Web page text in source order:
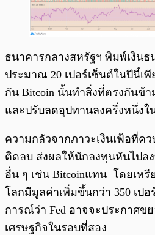
ธนาคารกลางสหรัฐฯ พิมพ์เงิน
ประมาณ 20 เปอร์เซ็นต์ในปีนี้เ
กัน Bitcoin นั้นทำสิ่งที่ตรงกันข้า
และปรับลดอุปทานลงครึ่งหนึ่งใ
ความกลัวจากภาวะเงินเฟ้อที่ค
ติดลบ ส่งผลให้นักลงทุนหันไปล
อื่น ๆ เช่น Bitcoinแทน โดยเห
โลกมีมูลค่าเพิ่มขึ้นกว่า 350 เป
การณ์ว่า Fed อาจจะประกาศข
เศรษฐกิจในรอบที่สอง